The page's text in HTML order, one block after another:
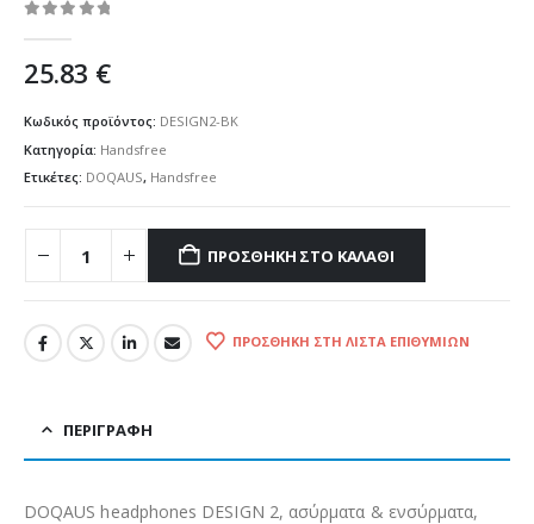
25.83 €
Κωδικός προϊόντος: DESIGN2-BK
Κατηγορία: Handsfree
Ετικέτες: DOQAUS, Handsfree
ΠΡΟΣΘΉΚΗ ΣΤΟ ΚΑΛΆΘΙ
ΠΡΟΣΘΉΚΗ ΣΤΗ ΛΊΣΤΑ ΕΠΙΘΥΜΙΏΝ
ΠΕΡΙΓΡΑΦΉ
DOQAUS headphones DESIGN 2, ασύρματα & ενσύρματα,